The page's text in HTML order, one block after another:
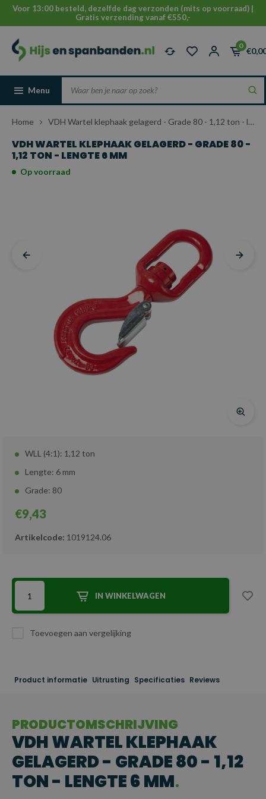
Voor 13:00 besteld, dezelfde dag verzonden (mits op voorraad) |
Gratis verzending vanaf €550,-
0
Menu
Home VDH Wartel klephaak gelagerd - Grade 80 - 1,12 ton - lengte 6 mm
VDH WARTEL KLEPHAAK GELAGERD - GRADE 80 -
1,12 TON - LENGTE 6 MM
Op voorraad
WLL (4:1): 1,12 ton
Lengte: 6 mm
Grade: 80
€9,43
Artikelcode: 1019124.06
IN WINKELWAGEN
Toevoegen aan vergelijking
Product informatie Uitrusting Specificaties Reviews
PRODUCTOMSCHRIJVING
VDH WARTEL KLEPHAAK
GELAGERD - GRADE 80 - 1,12
TON - LENGTE 6 MM